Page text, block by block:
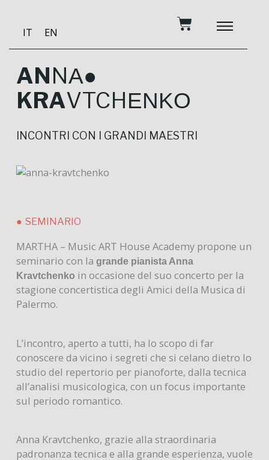
contenuto
IT EN Carrello
ANNA●
KRAVTCHENKO
INCONTRI CON I GRANDI MAESTRI
● SEMINARIO
MARTHA – Music ART House Academy propone un
seminario con la grande pianista Anna
Kravtchenko in occasione del suo concerto per la
stagione concertistica degli Amici della Musica di
Palermo.
L’incontro, aperto a tutti, ha lo scopo di far
conoscere da vicino i segreti che si celano dietro lo
studio del repertorio per pianoforte, dalla tecnica
all’analisi musicologica, con un focus importante
sul periodo romantico.
Anna Kravtchenko, grazie alla straordinaria
padronanza tecnica e alla grande esperienza, vuole